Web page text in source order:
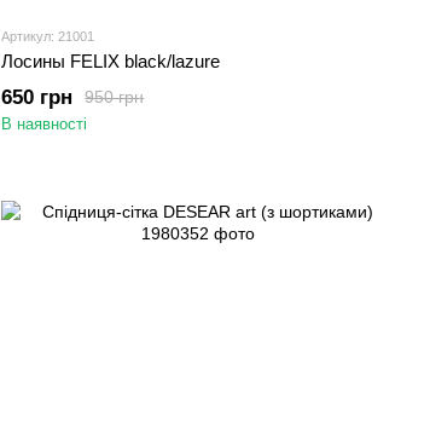
Артикул: 21001
Лосины FELIX black/lazure
950 грн
650 грн
В наявності